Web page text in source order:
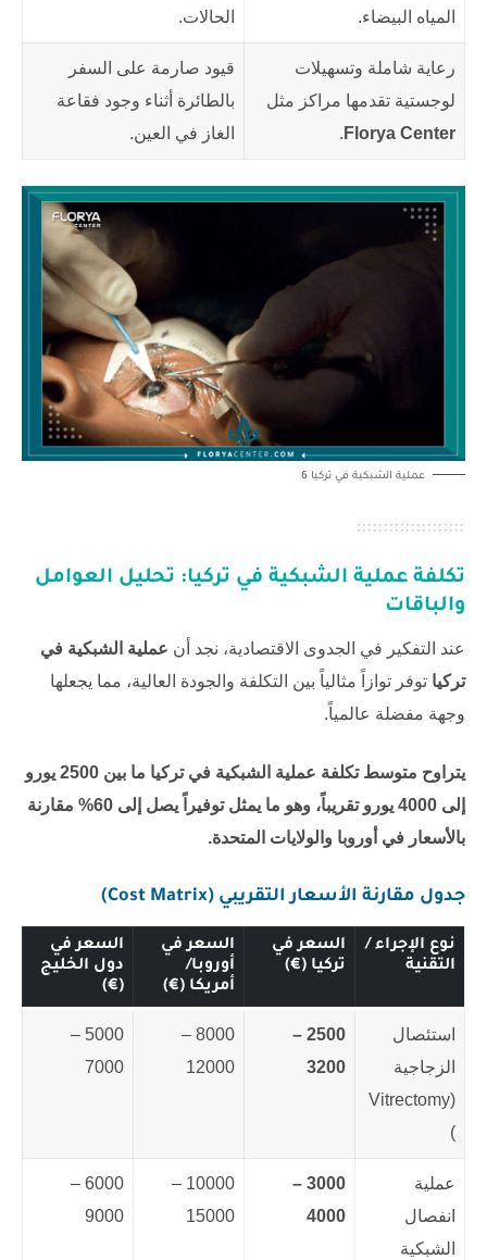
المياه البيضاء.
الحالات.
رعاية شاملة وتسهيلات
لوجستية تقدمها مراكز مثل
Florya Center
.
قيود صارمة على السفر
بالطائرة أثناء وجود فقاعة
الغاز في العين.
عملية الشبكية في تركيا 6
تكلفة عملية الشبكية في تركيا: تحليل العوامل
والباقات
عند التفكير في الجدوى الاقتصادية، نجد أن عملية الشبكية في
تركيا توفر توازاً مثالياً بين التكلفة والجودة العالية، مما يجعلها
وجهة مفضلة عالمياً.
يتراوح متوسط تكلفة عملية الشبكية في تركيا ما بين 2500 يورو
إلى 4000 يورو تقريباً، وهو ما يمثل توفيراً يصل إلى 60% مقارنة
بالأسعار في أوروبا والولايات المتحدة.
جدول مقارنة الأسعار التقريبي (Cost Matrix)
نوع الإجراء /
التقنية
السعر في
تركيا (€)
السعر في
أوروبا/
أمريكا (€)
السعر في
دول الخليج
(€)
استئصال
الزجاجية
(Vitrectomy
)
2500 –
3200
8000 –
12000
5000 –
7000
عملية
انفصال
الشبكية
3000 –
4000
10000 –
15000
6000 –
9000